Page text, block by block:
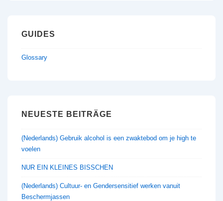
GUIDES
Glossary
NEUESTE BEITRÄGE
(Nederlands) Gebruik alcohol is een zwaktebod om je high te
voelen
NUR EIN KLEINES BISSCHEN
(Nederlands) Cultuur- en Gendersensitief werken vanuit
Beschermjassen